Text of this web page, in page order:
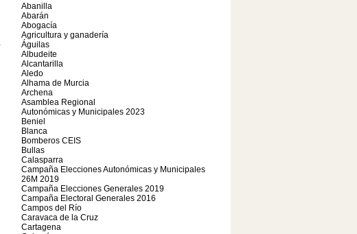
Abanilla
Abarán
Abogacía
Agricultura y ganadería
Águilas
Albudeite
Alcantarilla
Aledo
Alhama de Murcia
Archena
Asamblea Regional
Autonómicas y Municipales 2023
Beniel
Blanca
Bomberos CEIS
Bullas
Calasparra
Campaña Elecciones Autonómicas y Municipales
26M 2019
Campaña Elecciones Generales 2019
Campaña Electoral Generales 2016
Campos del Río
Caravaca de la Cruz
Cartagena